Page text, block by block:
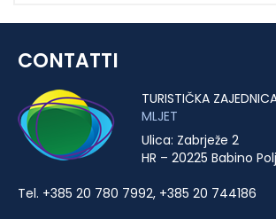
CONTATTI
TURISTIČKA
MLJET
Ulica: Zabrježe 2
HR – 20225 Babino
Tel. +385 20 780 7992, +385 20 744186